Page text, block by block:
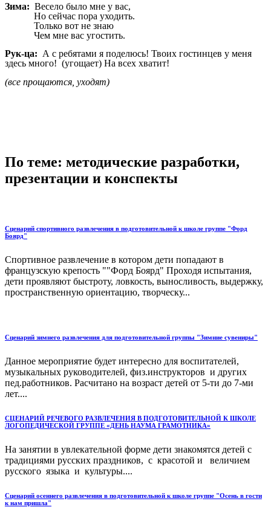
Зима: Весело было мне у вас,
Но сейчас пора уходить.
Только вот не знаю
Чем мне вас угостить.
Рук-ца: А с ребятами я поделюсь! Твоих гостинцев у меня
здесь много! (угощает) На всех хватит!
(все прощаются, уходят)
По теме: методические разработки,
презентации и конспекты
Сценарий спортивного развлечения в подготовительной к школе группе "Форд
Боярд"
Спортивное развлечение в котором дети попадают в
французскую крепость ""Форд Боярд" Проходя испытания,
дети проявляют быстроту, ловкость, выносливость, выдержку,
пространственную ориентацию, творческу...
Сценарий зимнего развлечения для подготовительной группы "Зимние сувениры"
Данное мероприятие будет интересно для воспитателей,
музыкальных руководителей, физ.инструкторов и других
пед.работников. Расчитано на возраст детей от 5-ти до 7-ми
лет....
СЦЕНАРИЙ РЕЧЕВОГО РАЗВЛЕЧЕНИЯ В ПОДГОТОВИТЕЛЬНОЙ К ШКОЛЕ
ЛОГОПЕДИЧЕСКОЙ ГРУППЕ «ДЕНЬ НАУМА ГРАМОТНИКА»
На занятии в увлекательной форме дети знакомятся детей с
традициями русских праздников, с красотой и величием
русского языка и культуры....
Сценарий осеннего развлечения в подготовительной к школе группе "Осень в гости
к нам пришла"